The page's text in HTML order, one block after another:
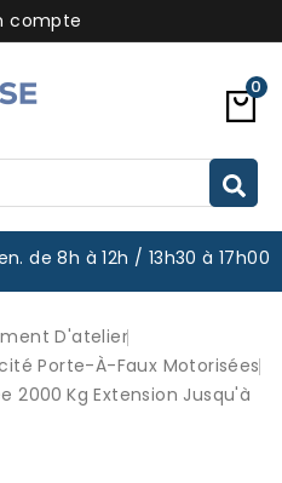
compte
0
de 8h à 12h / 13h30 à 17h00
D'atelier
Porte-À-Faux Motorisées
2000 Kg Extension Jusqu'à